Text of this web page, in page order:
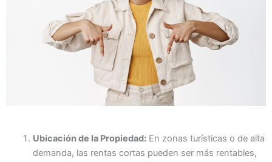
Ubicación de la Propiedad:En zonas turísticas o de alta
demanda, las rentas cortas pueden ser más rentables,